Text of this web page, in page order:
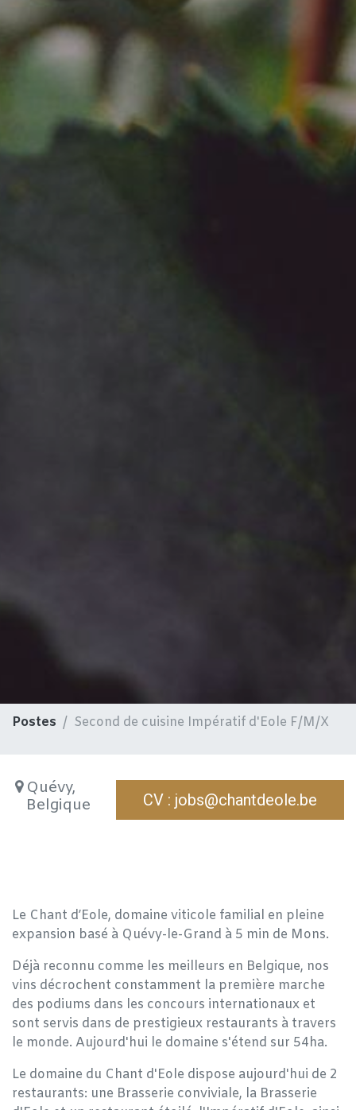
Postes Second de cuisine Impératif d'Eole F/M/X
CV : jobs@chantdeole.be
Quévy,
Belgique
Le Chant d’Eole, domaine viticole familial en pleine
expansion basé à Quévy-le-Grand à 5 min de Mons.
Déjà reconnu comme les meilleurs en Belgique, nos
vins décrochent constamment la première marche
des podiums dans les concours internationaux et
sont servis dans de prestigieux restaurants à travers
le monde. Aujourd'hui le domaine s'étend sur 54ha.
Le domaine du Chant d'Eole dispose aujourd'hui de 2
restaurants: une Brasserie conviviale, la Brasserie